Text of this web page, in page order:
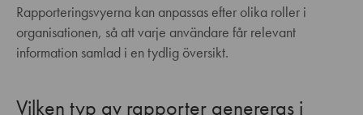
Rapporteringsvyerna kan anpassas efter olika roller i
organisationen, så att varje användare får relevant
information samlad i en tydlig översikt.
Vilken typ av rapporter genereras i